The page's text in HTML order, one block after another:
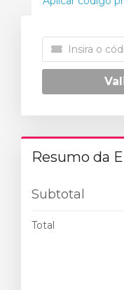
Resumo da
Subtotal
Total